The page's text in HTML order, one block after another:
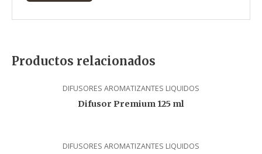
Productos relacionados
DIFUSORES AROMATIZANTES LIQUIDOS
Difusor Premium 125 ml
DIFUSORES AROMATIZANTES LIQUIDOS